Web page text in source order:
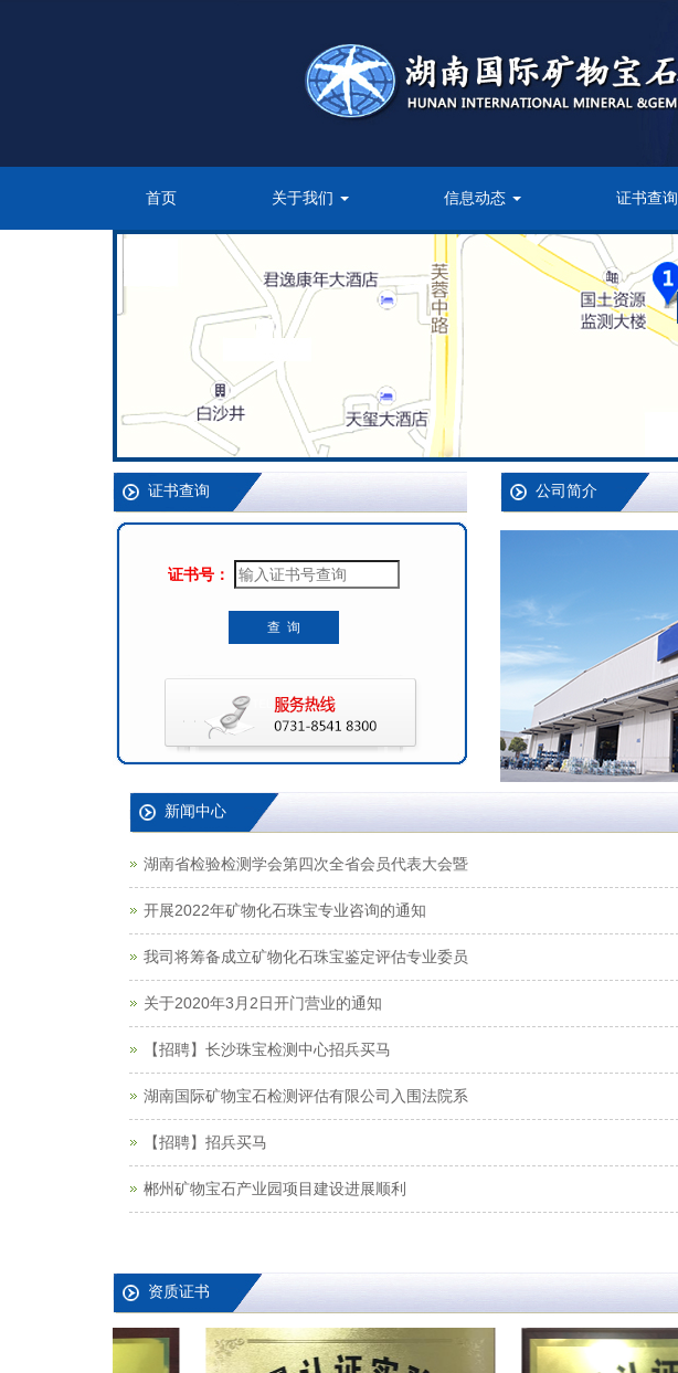
首页 关于我们 信息动态 证书查询
证书查询
证书号：
查 询
公司简介
新闻中心
湖南省检验检测学会第四次全省会员代表大会暨
开展2022年矿物化石珠宝专业咨询的通知
我司将筹备成立矿物化石珠宝鉴定评估专业委员
关于2020年3月2日开门营业的通知
【招聘】长沙珠宝检测中心招兵买马
湖南国际矿物宝石检测评估有限公司入围法院系
【招聘】招兵买马
郴州矿物宝石产业园项目建设进展顺利
资质证书